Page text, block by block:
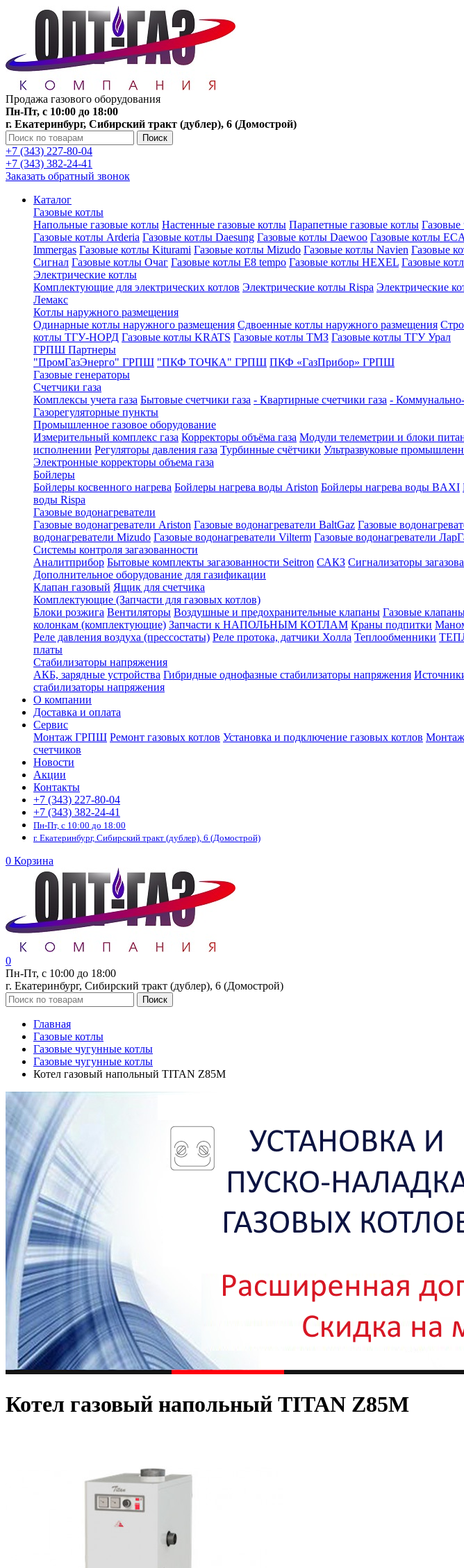
Продажа газового оборудования
Пн-Пт, с 10:00 до 18:00
г. Екатеринбург, Сибирский тракт (дублер), 6 (Домострой)
Поиск
+7 (343) 227-80-04
+7 (343) 382-24-41
Заказать обратный звонок
Каталог
Газовые котлы
Напольные газовые котлы Настенные газовые котлы Парапетные газовые котлы
Газовые котлы Arderia Газовые котлы Daesung Газовые котлы Daewoo Газовые котлы ECA
Immergas Газовые котлы Kiturami Газовые котлы Mizudo Газовые котлы Navien Газовые
Сигнал Газовые котлы Очаг Газовые котлы E8 tempo Газовые котлы HEXEL Газовые
Электрические котлы
Комплектующие для электрических котлов Электрические котлы Rispa Электрические
Лемакс
Котлы наружного размещения
Одинарные котлы наружного размещения Сдвоенные котлы наружного размещения
котлы ТГУ-НОРД Газовые котлы KRATS Газовые котлы ТМЗ Газовые котлы ТГУ Урал
ГРПШ Партнеры
"ПромГазЭнерго" ГРПШ "ПКФ ТОЧКА" ГРПШ ПКФ «ГазПрибор» ГРПШ
Газовые генераторы
Счетчики газа
Комплексы учета газа Бытовые счетчики газа - Квартирные счетчики газа -
Газорегуляторные пункты
Промышленное газовое оборудование
Измерительный комплекс газа Корректоры объёма газа Модули телеметрии и блоки
исполнении Регуляторы давления газа Турбинные счётчики Ультразвуковые
Электронные корректоры объема газа
Бойлеры
Бойлеры косвенного нагрева Бойлеры нагрева воды Ariston Бойлеры нагрева воды BAXI
воды Rispa
Газовые водонагреватели
Газовые водонагреватели Ariston Газовые водонагреватели BaltGaz Газовые
водонагреватели Mizudo Газовые водонагреватели Vilterm Газовые водонагреватели
Системы контроля загазованности
Аналитприбор Бытовые комплекты загазованности Seitron САКЗ Сигнализаторы
Дополнительное оборудование для газификации
Клапан газовый Ящик для счетчика
Комплектующие (Запчасти для газовых котлов)
Блоки розжига Вентиляторы Воздушные и предохранительные клапаны Газовые
колонкам (комплектующие) Запчасти к НАПОЛЬНЫМ КОТЛАМ Краны подпитки
Реле давления воздуха (прессостаты) Реле протока, датчики Холла Теплообменники
платы
Стабилизаторы напряжения
АКБ, зарядные устройства Гибридные однофазные стабилизаторы напряжения
стабилизаторы напряжения
О компании
Доставка и оплата
Сервис
Монтаж ГРПШ Ремонт газовых котлов Установка и подключение газовых котлов Монтаж
счетчиков
Новости
Акции
Контакты
+7 (343) 227-80-04
+7 (343) 382-24-41
Пн-Пт, с 10:00 до 18:00
г. Екатеринбург, Сибирский тракт (дублер), 6 (Домострой)
0 Корзина
0
Пн-Пт, с 10:00 до 18:00
г. Екатеринбург, Сибирский тракт (дублер), 6 (Домострой)
Поиск
Главная
Газовые котлы
Газовые чугунные котлы
Газовые чугунные котлы
Котел газовый напольный TITAN Z85M
Котел газовый напольный TITAN Z85M